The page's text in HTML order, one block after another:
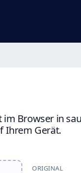
im Browser in
Ihrem Gerät.
ORIGINAL